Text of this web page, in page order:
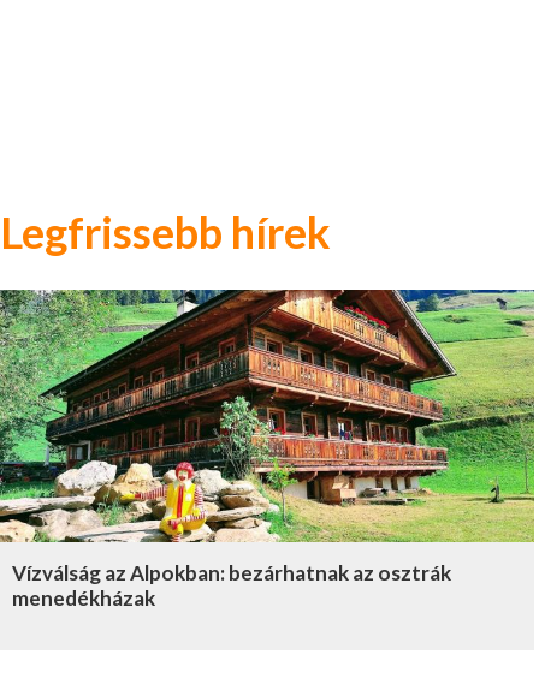
Legfrissebb hírek
Vízválság az Alpokban: bezárhatnak az osztrák
menedékházak